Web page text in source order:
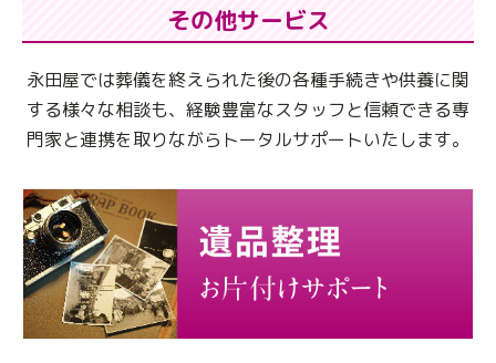
その他サービス
永田屋では葬儀を終えられた後の各種手続きや供養に関
する様々な相談も、 経験豊富なスタッフと信頼できる専
門家と連携を取りながらトータルサポートいたします。